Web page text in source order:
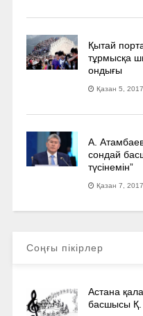
Қытай
тұрмысқа
ондығы
Қазан 5, 2017
А. Атамбаев:
сондай
түсінемін”
Қазан 7, 2017
Соңғы пікірлер
Астана
басшысы Қ.